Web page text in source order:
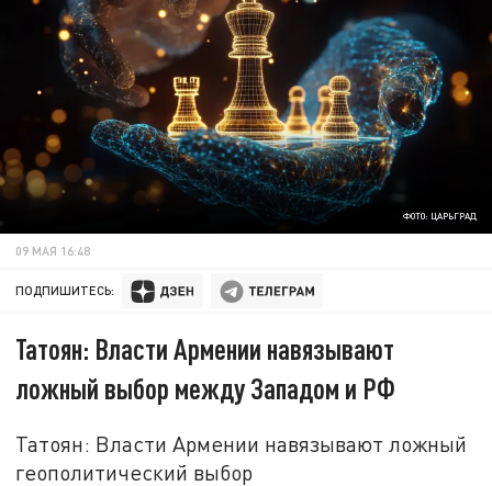
ФОТО: ЦАРЬГРАД
09 МАЯ 16:48
ПОДПИШИТЕСЬ:
Татоян: Власти Армении навязывают
ложный выбор между Западом и РФ
Татоян: Власти Армении навязывают ложный
геополитический выбор